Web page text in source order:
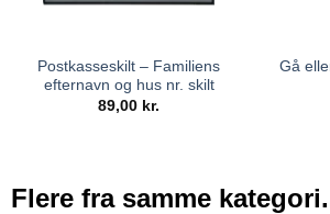
Postkasseskilt – Familiens
efternavn og hus nr. skilt
89,00 kr.
Gå
Flere fra samme